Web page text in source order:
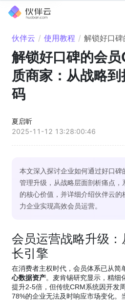
伙伴云 / 使用教程 / 解锁好口碑的会员
解锁好口碑的会
质商家：从战略
码
夏启昕
2025-11-12 13:28:00:46
本文深入探讨企业如何通过好口碑
管理升级，从战略层面剖析痛点，
的核心价值，并详细介绍伙伴云
力企业实现高效会员运营。
会员运营战略升级
长引擎
在消费者主权时代，会员体系已从简
心数据资产。麦肯锡研究显示，精细
提升2-5倍，但传统CRM系统因开发
78%的企业无法及时响应市场变化。